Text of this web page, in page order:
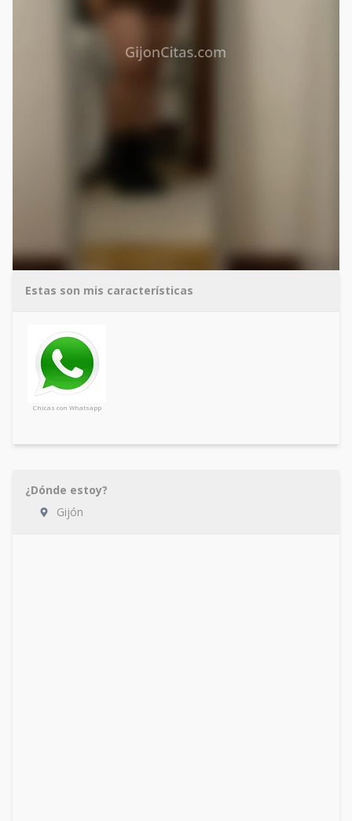
Estas son mis características
Chicas con Whatsapp
¿Dónde estoy?
Gijón